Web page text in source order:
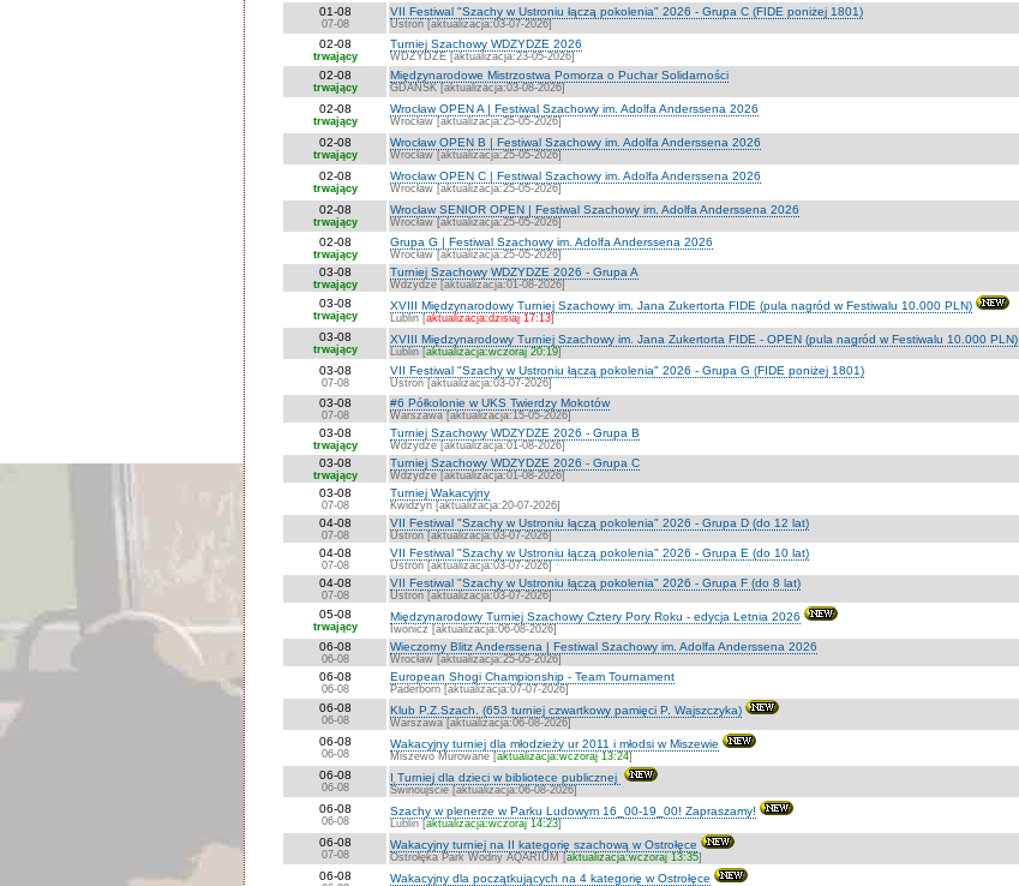
01-08
07-08
VII Festiwal "Szachy w Ustroniu łączą pokolenia" 2026 - Grupa C (FIDE poniżej 1801)
Ustroń [aktualizacja:03-07-2026]
02-08
trwający
Turniej Szachowy WDZYDZE 2026
WDZYDZE [aktualizacja:23-05-2026]
02-08
trwający
Międzynarodowe Mistrzostwa Pomorza o Puchar Solidarności
GDAŃSK [aktualizacja:03-08-2026]
02-08
trwający
Wrocław OPEN A | Festiwal Szachowy im. Adolfa Anderssena 2026
Wrocław [aktualizacja:25-05-2026]
02-08
trwający
Wrocław OPEN B | Festiwal Szachowy im. Adolfa Anderssena 2026
Wrocław [aktualizacja:25-05-2026]
02-08
trwający
Wrocław OPEN C | Festiwal Szachowy im. Adolfa Anderssena 2026
Wrocław [aktualizacja:25-05-2026]
02-08
trwający
Wrocław SENIOR OPEN | Festiwal Szachowy im. Adolfa Anderssena 2026
Wrocław [aktualizacja:25-05-2026]
02-08
trwający
Grupa G | Festiwal Szachowy im. Adolfa Anderssena 2026
Wrocław [aktualizacja:25-05-2026]
03-08
trwający
Turniej Szachowy WDZYDZE 2026 - Grupa A
Wdzydze [aktualizacja:01-08-2026]
03-08
trwający
XVIII Międzynarodowy Turniej Szachowy im. Jana Zukertorta FIDE (pula nagród w Festiwalu 10.000 PLN)
Lublin [aktualizacja:dzisiaj 17:13]
03-08
trwający
XVIII Międzynarodowy Turniej Szachowy im. Jana Zukertorta FIDE - OPEN (pula nagród w Festiwalu 10.000 PLN)
Lublin [aktualizacja:wczoraj 20:19]
03-08
07-08
VII Festiwal "Szachy w Ustroniu łączą pokolenia" 2026 - Grupa G (FIDE poniżej 1801)
Ustroń [aktualizacja:03-07-2026]
03-08
07-08
#6 Półkolonie w UKS Twierdzy Mokotów
Warszawa [aktualizacja:15-05-2026]
03-08
trwający
Turniej Szachowy WDZYDZE 2026 - Grupa B
Wdzydze [aktualizacja:01-08-2026]
03-08
trwający
Turniej Szachowy WDZYDZE 2026 - Grupa C
Wdzydze [aktualizacja:01-08-2026]
03-08
07-08
Turniej Wakacyjny
Kwidzyn [aktualizacja:20-07-2026]
04-08
07-08
VII Festiwal "Szachy w Ustroniu łączą pokolenia" 2026 - Grupa D (do 12 lat)
Ustroń [aktualizacja:03-07-2026]
04-08
07-08
VII Festiwal "Szachy w Ustroniu łączą pokolenia" 2026 - Grupa E (do 10 lat)
Ustroń [aktualizacja:03-07-2026]
04-08
07-08
VII Festiwal "Szachy w Ustroniu łączą pokolenia" 2026 - Grupa F (do 8 lat)
Ustroń [aktualizacja:03-07-2026]
05-08
trwający
Międzynarodowy Turniej Szachowy Cztery Pory Roku - edycja Letnia 2026
Iwonicz [aktualizacja:06-08-2026]
06-08
06-08
Wieczorny Blitz Anderssena | Festiwal Szachowy im. Adolfa Anderssena 2026
Wrocław [aktualizacja:25-05-2026]
06-08
06-08
European Shogi Championship - Team Tournament
Paderborn [aktualizacja:07-07-2026]
06-08
06-08
Klub P.Z.Szach. (653 turniej czwartkowy pamięci P. Wajszczyka)
Warszawa [aktualizacja:06-08-2026]
06-08
06-08
Wakacyjny turniej dla młodzieży ur 2011 i młodsi w Miszewie
Miszewo Murowane [aktualizacja:wczoraj 13:24]
06-08
06-08
I Turniej dla dzieci w bibliotece publicznej
Świnoujście [aktualizacja:06-08-2026]
06-08
06-08
Szachy w plenerze w Parku Ludowym 16_00-19_00! Zapraszamy!
Lublin [aktualizacja:wczoraj 14:23]
06-08
07-08
Wakacyjny turniej na II kategorię szachową w Ostrołęce
Ostrołęka Park Wodny AQARIUM [aktualizacja:wczoraj 13:35]
06-08 Wakacyjny dla początkujących na 4 kategorię w Ostrołęce